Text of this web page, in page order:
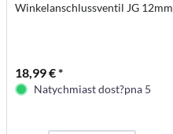
Winkelanschlussventil JG 12mm
18,99 € *
Natychmiast dost?pna 5